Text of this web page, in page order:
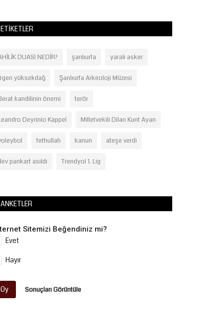
ETIKETLER
DUASI NEDİR? şanlıurfa yaralı asker
yüksekdağ Şanlıurfa Arkeoloji Müzesi
kandilinin önemi terör
Deyrinio Kappel Milletvekili Dilan Kunt Ayan
fethullah kanun ateşe verdi
pankart asıldı Trendyol 1. Lig
ANKETLER
Sitemizi Beğendiniz mi?
Evet
Hayır
Oy Sonuçları Görüntüle